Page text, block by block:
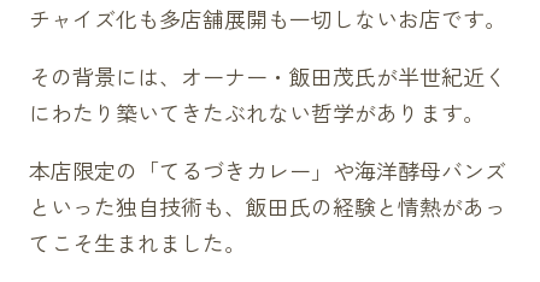
チャイズ化も多店舗展開も一切しないお店です。
その背景には、オーナー・飯田茂氏が半世紀近く
にわたり築いてきたぶれない哲学があります。
本店限定の「てるづきカレー」や海洋酵母バンズ
といった独自技術も、飯田氏の経験と情熱があっ
てこそ生まれました。